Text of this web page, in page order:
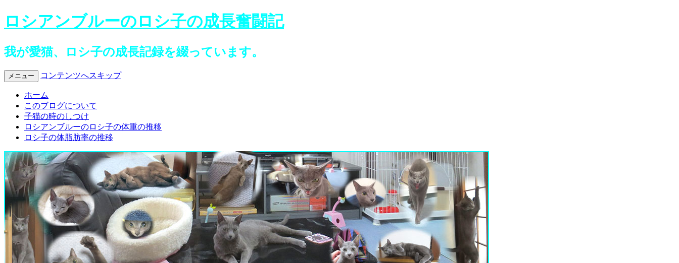
ロシアンブルーのロシ子の成長奮闘記
我が愛猫、ロシ子の成長記録を綴っています。
メニュー コンテンツへスキップ
ホーム
このブログについて
子猫の時のしつけ
ロシアンブルーのロシ子の体重の推移
ロシ子の体脂肪率の推移